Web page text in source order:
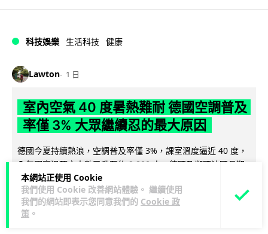
本網站正使用 Cookie
我們使用 Cookie 改善網站體驗。 繼續使用
我們的網站即表示您同意我們的 Cookie 政
策 。
科技娛樂 生活科技 健康
Lawton 1 日
室內空氣 40 度暑熱難耐 德國空調普及
率僅 3% 大眾繼續忍的最大原因
德國今夏持續熱浪，空調普及率僅 3%，課室溫度逼近 40 度，
全年因高溫死亡人數已升至約 9,800 人。德國及鄰國法國長期
抗拒安裝空調背後... 閱讀全文
136 22 ↗ 分享